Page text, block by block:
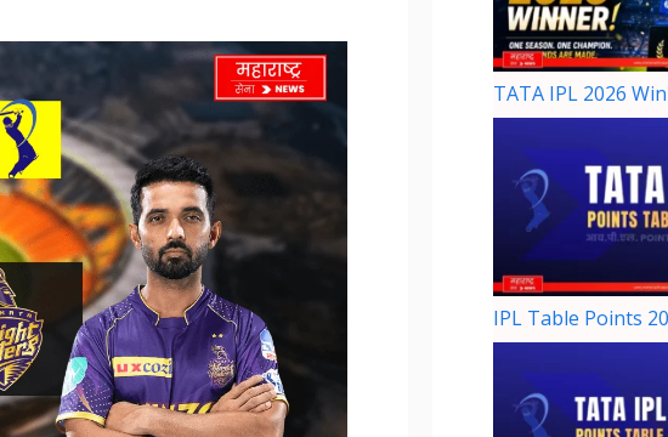
TATA IPL 2026
IPL Table Points